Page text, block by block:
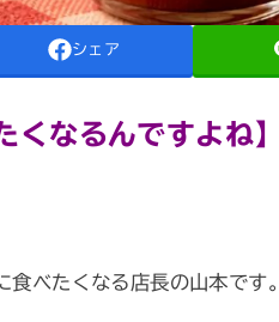
シェア
くなるんですよね】
べたくなる店長の山本です。